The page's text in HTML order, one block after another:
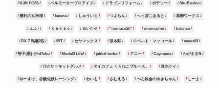
KJM FC3S ベルモータープロアイズ ドラゴンリフォーム ポテソー ShuBoxInc
勝利の女神様 karana しゅういち つよちん へっぽこあると 高柳ワークス
えふ♪ ｋａｋａｏ るいたそ "monaco26" onomacher balance
RX-7 馬鹿2匹 IBT セヤマックス 張木勲 ロベルト・マッコール canes03
智子(藍) @fd7chu Model3 Life! jabbit-turbo アニー Caymania わがままN
73☆サーキットグルメ タイカフェ くろねこブルース。 速水ケイ
ゆ〜すけ。@酸化鉄レーシング わいも さむえる ぺん銀会のゆきちゃん し〜ま